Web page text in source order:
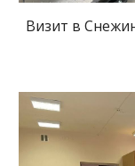
Визит в